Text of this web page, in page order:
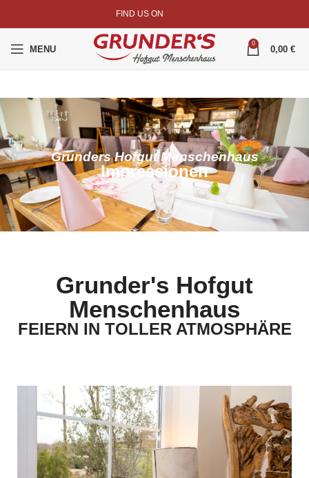
FIND US ON
MENU
0
0,00 €
Grunders Hofgut Menschenhaus
Impressionen
Grunder's Hofgut
Menschenhaus
FEIERN IN TOLLER ATMOSPHÄRE